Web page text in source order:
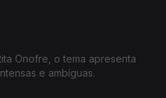
Onofre, o tema apresenta
e ambíguas.